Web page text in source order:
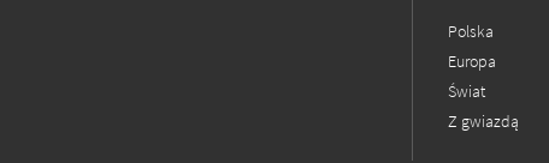
Polska
Europa
Świat
Z gwiazdą